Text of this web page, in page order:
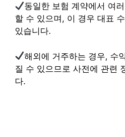
동일한 보험 계약에서 여
할 수 있으며, 이 경우 대표
있습니다.
해외에 거주하는 경우, 수
질 수 있으므로 사전에 관련
다.